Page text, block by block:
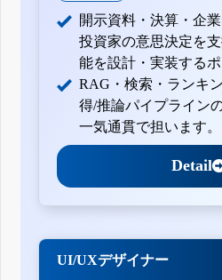
開示資料・決算・企
投資家の意思決定を
能を設計・実装するポ
RAG・検索・ランキ
得/推論パイプライン
一気通貫で担います。
Detail
UI/UXデザイナー